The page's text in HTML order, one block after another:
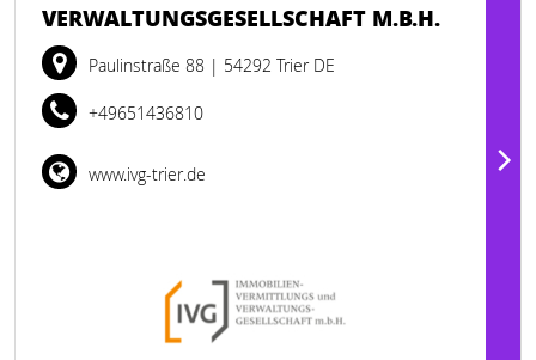
VERWALTUNGSGESELLSCHAFT M.B.H.
Paulinstraße 88 | 54292 Trier DE
+49651436810
www.ivg-trier.de